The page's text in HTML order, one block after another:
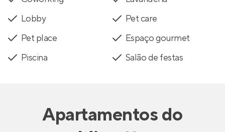
Lobby
Pet care
Pet place
Espaço gourmet
Piscina
Salão de festas
Apartamentosdo